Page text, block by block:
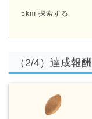
5km 探索する
（2/4）達成報酬